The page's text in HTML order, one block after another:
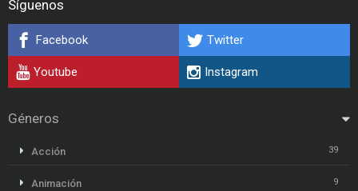
Síguenos
Facebook Twitter
Youtube Instagram
Géneros
Acción 39
Animación 9